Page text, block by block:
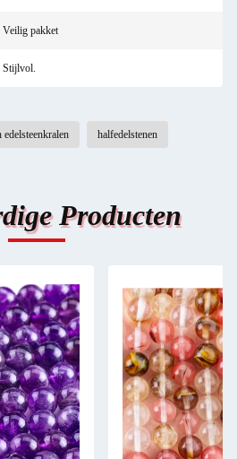
Veilig pakket
Stijlvol.
edelsteenkralen halfedelstenen
Producten